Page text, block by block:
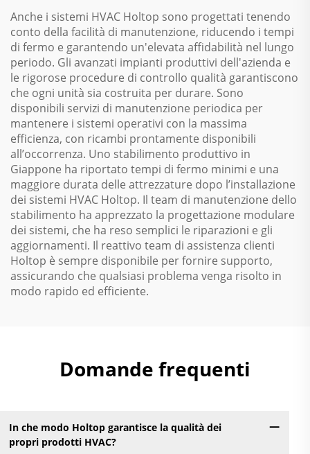
Anche i sistemi HVAC Holtop sono progettati tenendo
conto della facilità di manutenzione, riducendo i tempi
di fermo e garantendo un'elevata affidabilità nel lungo
periodo. Gli avanzati impianti produttivi dell'azienda e
le rigorose procedure di controllo qualità garantiscono
che ogni unità sia costruita per durare. Sono
disponibili servizi di manutenzione periodica per
mantenere i sistemi operativi con la massima
efficienza, con ricambi prontamente disponibili
all’occorrenza. Uno stabilimento produttivo in
Giappone ha riportato tempi di fermo minimi e una
maggiore durata delle attrezzature dopo l’installazione
dei sistemi HVAC Holtop. Il team di manutenzione dello
stabilimento ha apprezzato la progettazione modulare
dei sistemi, che ha reso semplici le riparazioni e gli
aggiornamenti. Il reattivo team di assistenza clienti
Holtop è sempre disponibile per fornire supporto,
assicurando che qualsiasi problema venga risolto in
modo rapido ed efficiente.
Domande frequenti
In che modo Holtop garantisce la qualità dei
propri prodotti HVAC?